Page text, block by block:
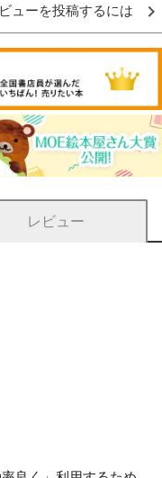
ューを投稿するには
レビュー